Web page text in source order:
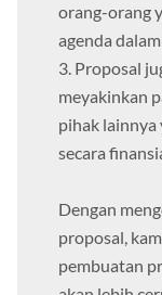
orang-orang
agenda
3. Proposal
meyakinkan
pihak lainnya
secara
Dengan
proposal,
pembuatan